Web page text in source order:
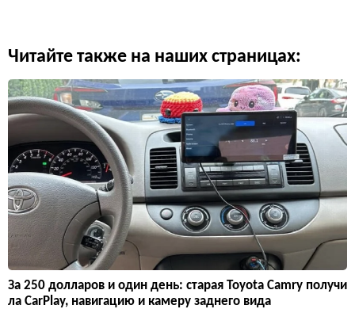
Читайте также на наших страницах:
За 250 долларов и один день: старая Toyota Camry получи
ла CarPlay, навигацию и камеру заднего вида